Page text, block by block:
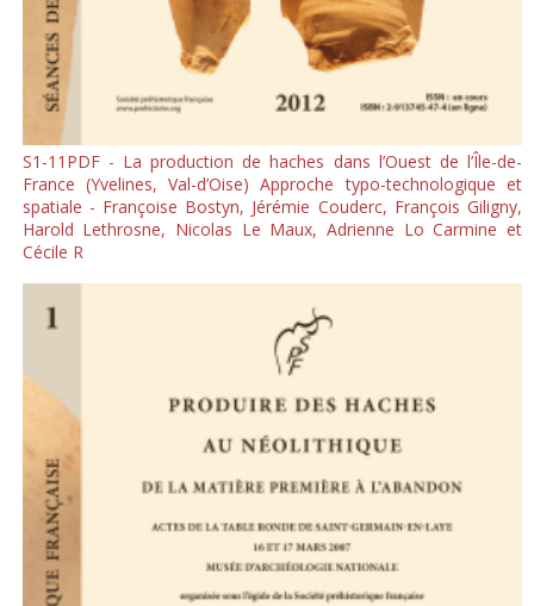
S1-11PDF - La production de haches dans l’Ouest de l’Île-de-
France (Yvelines, Val-d’Oise) Approche typo-technologique et
spatiale - Françoise Bostyn, Jérémie Couderc, François Giligny,
Harold Lethrosne, Nicolas Le Maux, Adrienne Lo Carmine et
Cécile R